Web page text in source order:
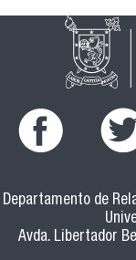
Departamento de
Avda. Libertador